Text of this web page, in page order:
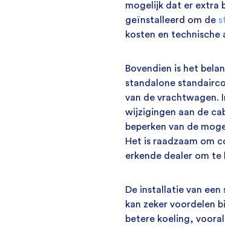
mogelijk dat er extra
geïnstalleerd om de
kosten en technische
Bovendien is het
standalone
van de vrachtwagen.
wijzigingen aan de
beperken van de
Het is raadzaam om
erkende dealer om te
De installatie van
kan zeker voordelen
betere koeling,